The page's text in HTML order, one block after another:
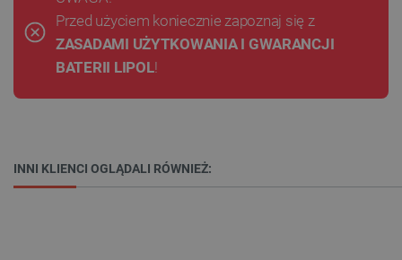
Przed użyciem koniecznie zapoznaj się z
ZASADAMI UŻYTKOWANIA I GWARANCJI
BATERII LIPOL!
INNI KLIENCI OGLĄDALI RÓWNIEŻ: